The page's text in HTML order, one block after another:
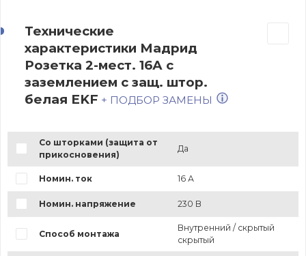
Технические
характеристики Мадрид
Розетка 2-мест. 16А с
заземлением с защ. штор.
белая EKF + ПОДБОР ЗАМЕНЫ
Со шторками (защита от
прикосновения)
Да
Номин. ток 16 А
Номин. напряжение 230 В
Способ монтажа
Внутренний / скрытый
скрытый